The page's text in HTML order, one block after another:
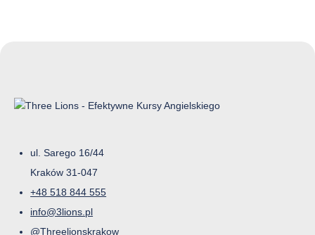
ul. Sarego 16/44
Kraków 31-047
+48 518 844 555
info@3lions.pl
@Threelionskrakow